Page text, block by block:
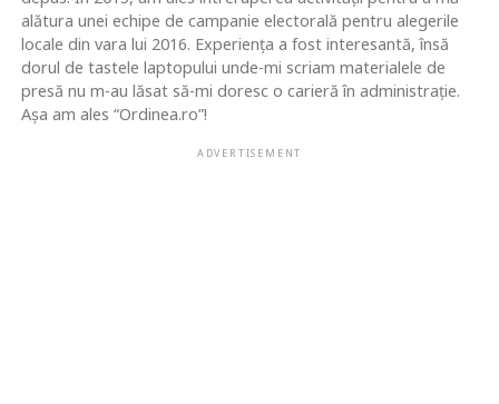
alătura unei echipe de campanie electorală pentru alegerile
locale din vara lui 2016. Experiența a fost interesantă, însă
dorul de tastele laptopului unde-mi scriam materialele de
presă nu m-au lăsat să-mi doresc o carieră în administrație.
Așa am ales “Ordinea.ro”!
ADVERTISEMENT